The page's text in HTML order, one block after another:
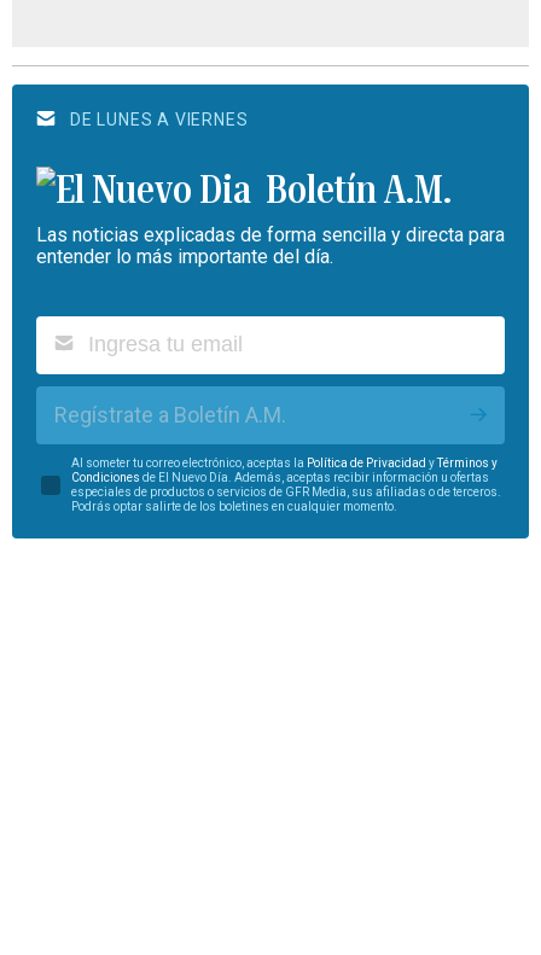
DE LUNES A VIERNES
Boletín A.M.
Las noticias explicadas de forma sencilla y directa para
entender lo más importante del día.
Regístrate a Boletín A.M.
Al someter tu correo electrónico, aceptas la Política de Privacidad yTérminos y
Condiciones de El Nuevo Día. Además, aceptas recibir información u ofertas
especiales de productos o servicios de GFR Media, sus afiliadas o de terceros.
Podrás optar salirte de los boletines en cualquier momento.